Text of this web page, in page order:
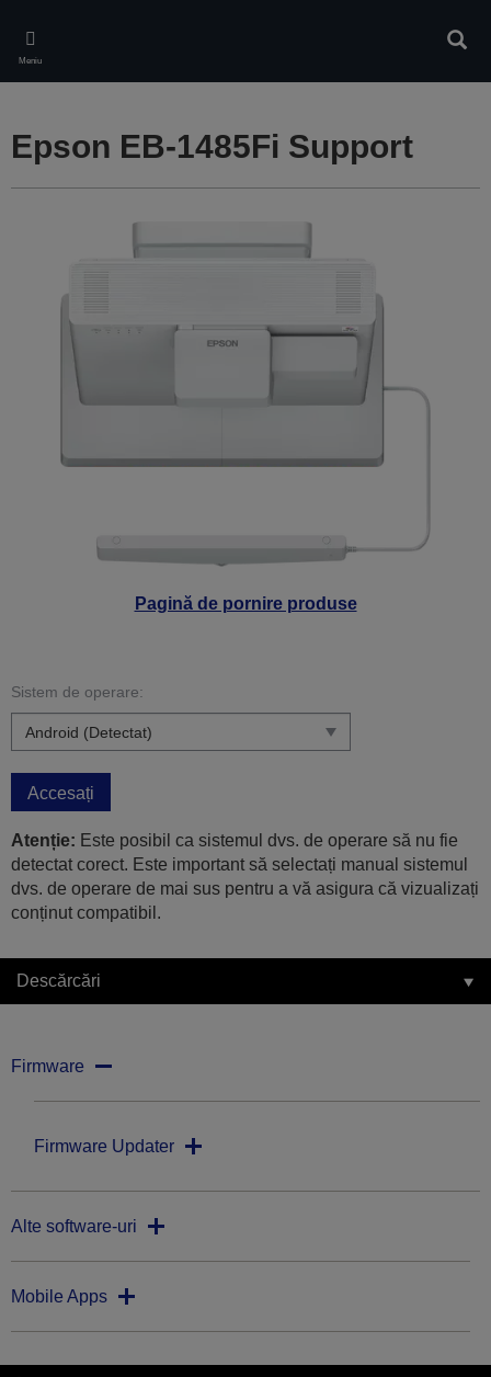
main
content
Meniu
Pagină de pornire produse
Epson EB-1485Fi Support
Sistem de operare:
Accesați
Atenție: Este posibil ca sistemul dvs. de operare să nu fie
detectat corect. Este important să selectați manual sistemul
dvs. de operare de mai sus pentru a vă asigura că vizualizați
conținut compatibil.
Descărcări
Firmware
Firmware Updater
Alte software-uri
Mobile Apps